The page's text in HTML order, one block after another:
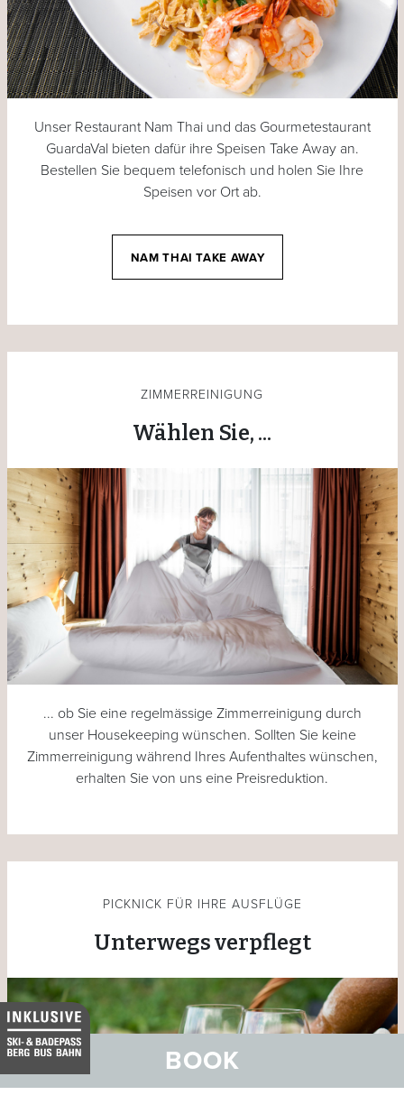
BOOK
Unser Restaurant Nam Thai und das Gourmetestaurant
GuardaVal bieten dafür ihre Speisen Take Away an.
Bestellen Sie bequem telefonisch und holen Sie Ihre
Speisen vor Ort ab.
NAM THAI TAKE AWAY
ZIMMERREINIGUNG
Wählen Sie, ...
... ob Sie eine regelmässige Zimmerreinigung durch
unser Housekeeping wünschen. Sollten Sie keine
Zimmerreinigung während Ihres Aufenthaltes wünschen,
erhalten Sie von uns eine Preisreduktion.
PICKNICK FÜR IHRE AUSFLÜGE
Unterwegs verpflegt